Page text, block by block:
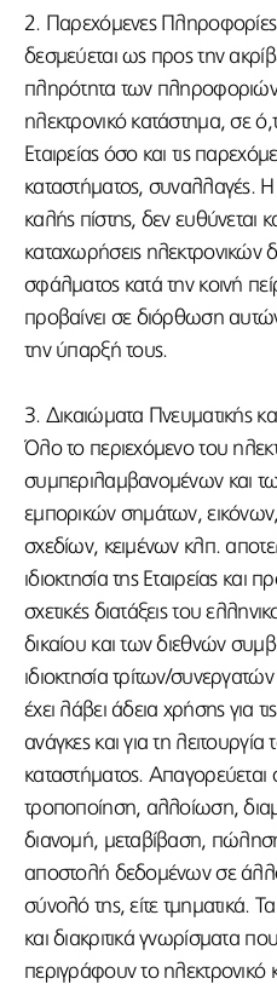
2. Παρεχόμενες Πληροφορίες
δεσμεύεται ως προς την
πληρότητα των πληροφοριών
ηλεκτρονικό κατάστημα, σε
Εταιρείας όσο και τις
καταστήματος, συναλλαγές. Η
καλής πίστης, δεν ευθύνεται
καταχωρήσεις ηλεκτρονικών
σφάλματος κατά την κοινή
προβαίνει σε διόρθωση
την ύπαρξή τους.
3. Δικαιώματα Πνευματικής
Όλο το περιεχόμενο του
συμπεριλαμβανομένων και
εμπορικών σημάτων,
σχεδίων, κειμένων κλπ.
ιδιοκτησία της Εταιρείας και
σχετικές διατάξεις του
δικαίου και των διεθνών
ιδιοκτησία τρίτων/
έχει λάβει άδεια χρήσης για
ανάγκες και για τη λειτουργία
καταστήματος. Απαγορεύεται
τροποποίηση, αλλοίωση,
διανομή, μεταβίβαση,
αποστολή δεδομένων σε
σύνολό της, είτε τμηματικά.
και διακριτικά γνωρίσματα
περιγράφουν το ηλεκτρονικό